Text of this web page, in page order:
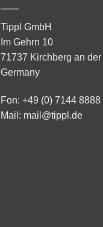
Tippl GmbH
Im Gehrn 10
71737 Kirchberg an der
Germany
Fon: +49 (0) 7144 8888
Mail: mail@tippl.de